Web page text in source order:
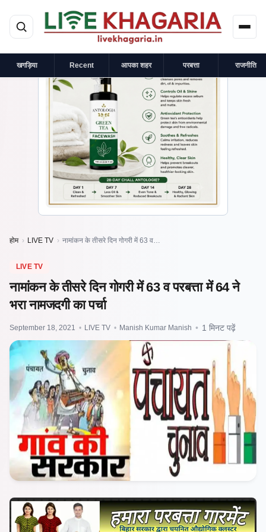
मुख्य सामग्री पर जाएं
खगड़िया Recent आपका शहर परबत्ता राजनीति
×
प्रायोजित
होम › LIVE TV › नामांकन के तीसरे दिन गोगरी में 63 व…
LIVE TV
नामांकन के तीसरे दिन गोगरी में 63 व परबत्ता में 64 ने
भरा नामजदगी का पर्चा
September 18, 2021 • LIVE TV • Manish Kumar Manish • 1 मिनट पढ़ें